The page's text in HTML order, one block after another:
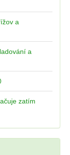
a
a
zatím